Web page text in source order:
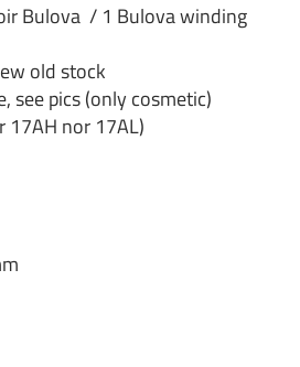
Bulova / 1 Bulova winding
old stock
see pics (only cosmetic)
17AH nor 17AL)